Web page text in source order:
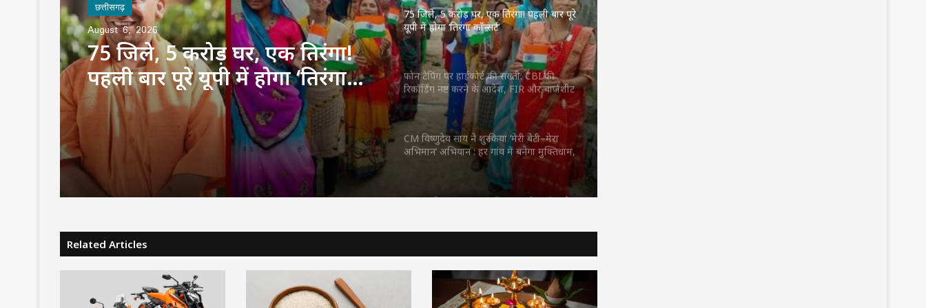
छत्तीसगढ़
August 6, 2026
फोन टैपिंग पर हाईकोर्ट की सख्ती:
CBI की रिकॉर्डिंग नष्ट करने के
आदेश, FIR और चार्जशीट रहेंगी
बरकरार
फोन टैपिंग पर हाईकोर्ट की सख्ती: CBI की
रिकॉर्डिंग नष्ट करने के आदेश, FIR और चार्जशीट
रहेंगी बरकरार
CM विष्णुदेव साय ने शुरू किया ‘मेरी बेटी–मेरा
अभिमान’ अभियान : हर गांव में बनेगा मुक्तिधाम,
स्कूलों में बालिकाओं के लिए शौचालय; 6,855
करोड़ से बदलेगी तस्वीर
सरगुजा से रामलला-बाबा विश्वनाथ के दर्शन को
निकले 850 श्रद्धालु: भारत गौरव ट्रेन को हरी
झंडी, बुजुर्ग बोले—‘सपना हुआ साकार’
CM साय की हाईलेवल समीक्षा: CM हेल्पलाइन,
यूपी में होगा ‘तिरंगा कॉन्सर्ट’
Related Articles